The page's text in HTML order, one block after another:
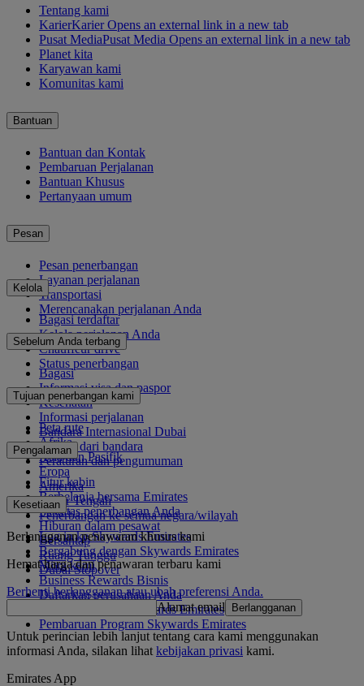
Tentang kami
KarierKarier Opens an external link in a new tab
Pusat MediaPusat Media Opens an external link in a new tab
Planet kita
Karyawan kami
Komunitas kami
Bantuan
Bantuan dan Kontak
Pembaruan Perjalanan
Bantuan Khusus
Pertanyaan umum
Pesan
Pesan penerbangan
Layanan perjalanan
Transportasi
Merencanakan perjalanan Anda
Kelola
Bagasi terdaftar
Kelola perjalanan Anda
Chauffeur drive
Status penerbangan
Sebelum Anda terbang
Bagasi
Informasi visa dan paspor
Kesehatan
Informasi perjalanan
Bandara Internasional Dubai
Ke dan dari bandara
Peraturan dan pengumuman
Tujuan penerbangan kami
Peta rute
Afrika
Asia dan Pasifik
Eropa
Amerika
Timur Tengah
Penerbangan ke semua negara/wilayah
Pengalaman
Fitur kabin
Berbelanja bersama Emirates
Fasilitas penerbangan Anda
Hiburan dalam pesawat
Bersantap
Ruang Tunggu
Dubai Stopover
Kesetiaan
Log in ke Skywards Emirates
Bergabung dengan Skywards Emirates
Mitra kami
Business Rewards Bisnis
Daftarkan perusahaan Anda
Aturan Program Skywards Emirates
Pembaruan Program Skywards Emirates
Berlangganan penawaran khusus kami
Hemat harga dan penawaran terbaru kami
Berhenti berlangganan atau ubah preferensi Anda.
Alamat email
Berlangganan
Untuk perincian lebih lanjut tentang cara kami menggunakan
informasi Anda, silakan lihat kebijakan privasi kami.
Emirates App